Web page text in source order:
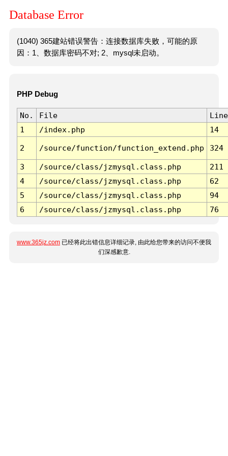
Database Error
(1040) 365建站错误警告：连接数据库失败，可能的原
因：1、数据库密码不对; 2、mysql未启动。
PHP Debug
No. File
Line
1
/index.php 14
2 /source/function/function_extend.php 324
3 /source/class/jzmysql.class.php
211
4
/source/class/jzmysql.class.php
62
5
/source/class/jzmysql.class.php
94
6
/source/class/jzmysql.class.php 76
www.365jz.com 已经将此出错信息详细记录, 由此给您带来的访问不便我
们深感歉意.